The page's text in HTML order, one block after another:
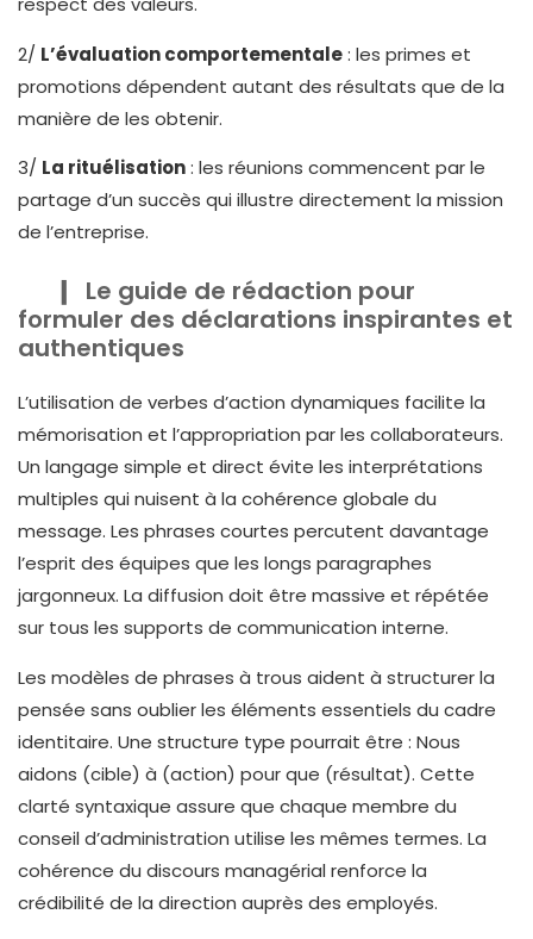
2/ L’évaluation comportementale: les primes et
promotions dépendent autant des résultats que de la
manière de les obtenir.
3/ La rituélisation: les réunions commencent par le
partage d’un succès qui illustre directement la mission
de l’entreprise.
Le guide de rédaction pour
formuler des déclarations inspirantes et
authentiques
L’utilisation de verbes d’action dynamiques facilite la
mémorisation et l’appropriation par les collaborateurs.
Un langage simple et direct évite les interprétations
multiples qui nuisent à la cohérence globale du
message. Les phrases courtes percutent davantage
l’esprit des équipes que les longs paragraphes
jargonneux. La diffusion doit être massive et répétée
sur tous les supports de communication interne.
Les modèles de phrases à trous aident à structurer la
pensée sans oublier les éléments essentiels du cadre
identitaire. Une structure type pourrait être : Nous
aidons (cible) à (action) pour que (résultat). Cette
clarté syntaxique assure que chaque membre du
conseil d’administration utilise les mêmes termes. La
cohérence du discours managérial renforce la
crédibilité de la direction auprès des employés.